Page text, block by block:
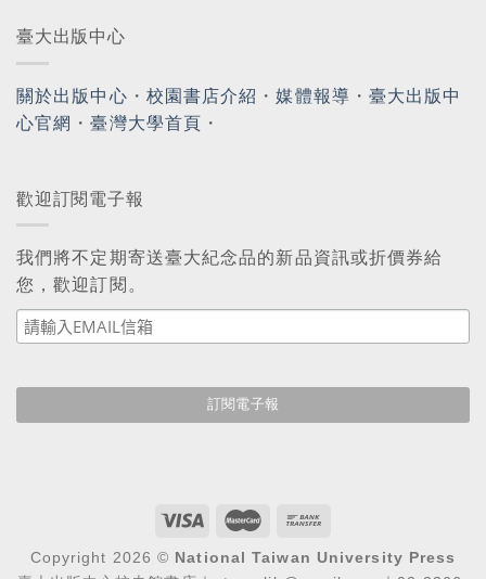
臺大出版中心
關於出版中心 ・ 校園書店介紹 ・媒體報導 ・ 臺大出版中
心官網 ・臺灣大學首頁 ・
歡迎訂閱電子報
我們將不定期寄送臺大紀念品的新品資訊或折價券給
您，歡迎訂閱。
Copyright 2026 © National Taiwan University Press